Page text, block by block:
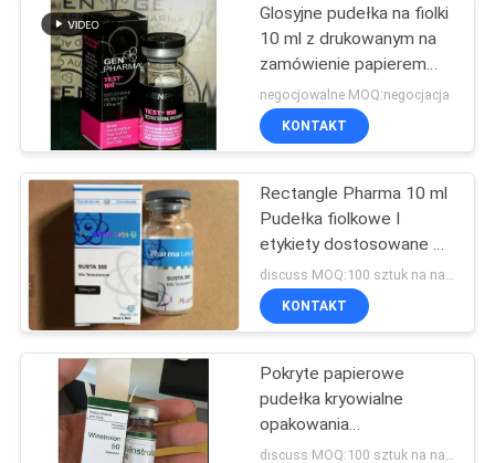
10ml fiolka pola
Bezpieczeństwo
Hologram naklejki
27
Glosyjne pudełka na fiolki
10 ml z drukowanym na
zamówienie papierem
farmaceutycznym
negocjowalne MOQ:negocjacja
KONTAKT
Rectangle Pharma 10 ml
Pudełka fiolkowe I
etykiety dostosowane do
wyjątkowego opakowania
KONTAKT
Pokryte papierowe
pudełka kryowialne
opakowania
dostosowywalne